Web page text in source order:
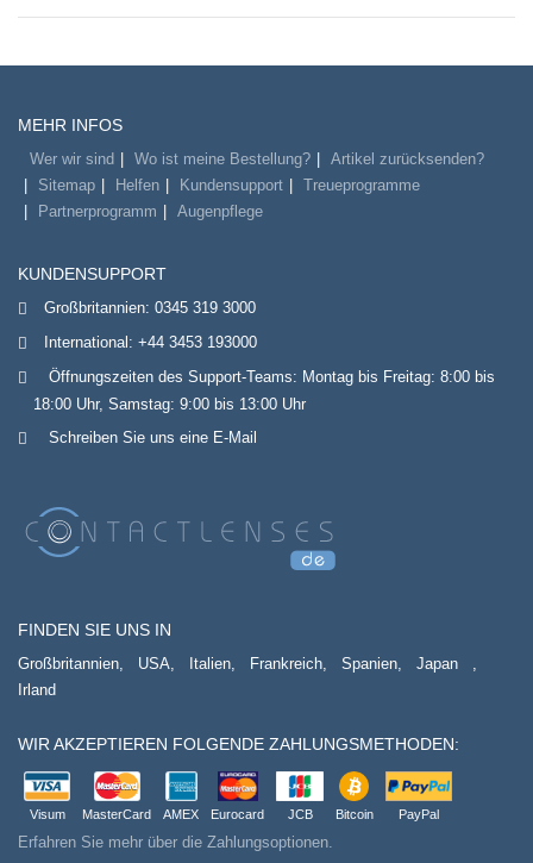
MEHR INFOS
Wer wir sind Wo ist meine Bestellung?
Artikel zurücksenden?
Sitemap
Helfen Kundensupport
Treueprogramme
Partnerprogramm
Augenpflege
KUNDENSUPPORT
Großbritannien: 0345 319 3000
International: +44 3453 193000
Öffnungszeiten des Support-Teams: Montag bis Freitag: 8:00 bis
18:00 Uhr, Samstag: 9:00 bis 13:00 Uhr
Schreiben Sie uns eine E-Mail
FINDEN SIE UNS IN
Großbritannien, USA, Italien, Frankreich, Spanien, Japan
Irland
WIR AKZEPTIEREN FOLGENDE ZAHLUNGSMETHODEN:
Visum MasterCard AMEX Eurocard JCB Bitcoin PayPal
Erfahren Sie mehr über die Zahlungsoptionen.